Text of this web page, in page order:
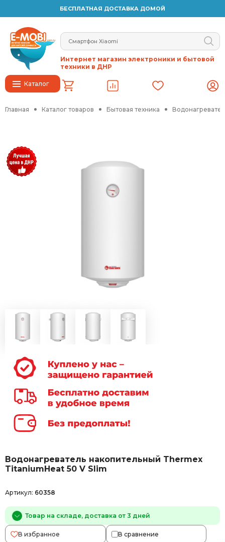
БЕСПЛАТНАЯ ДОСТАВКА ДОМОЙ
Каталог
Интернет магазин электроники и бытовой
техники в ДНР
Главная Каталог товаров Бытовая техника
Водонагреватель накопительный Thermex
TitaniumHeat 50 V Slim
Артикул: 60358
Товар на складе, доставка от 3 дней
В избранное В сравнение